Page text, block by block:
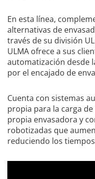
En esta línea,
alternativas de
través de su división
ULMA ofrece a sus
automatización desde
por el encajado de
Cuenta con sistemas
propia para la carga
propia envasadora y
robotizadas que
reduciendo los